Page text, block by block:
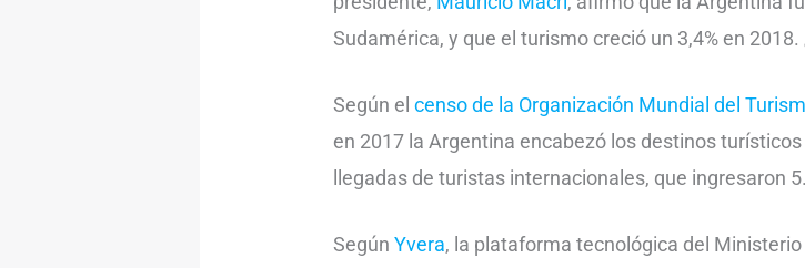
Sudamérica, y que el turismo creció un 3,4% en
Según elcenso de la Organización Mundial del
en 2017 la Argentina encabezó los destinos
llegadas de turistas internacionales, que ingresaron
SegúnYvera, la plataforma tecnológica del